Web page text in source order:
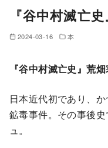
『谷中村滅亡
2024-03-16 本
『谷中村滅亡史』荒
日本近代初であり、
鉱毒事件。その事後
ュ。